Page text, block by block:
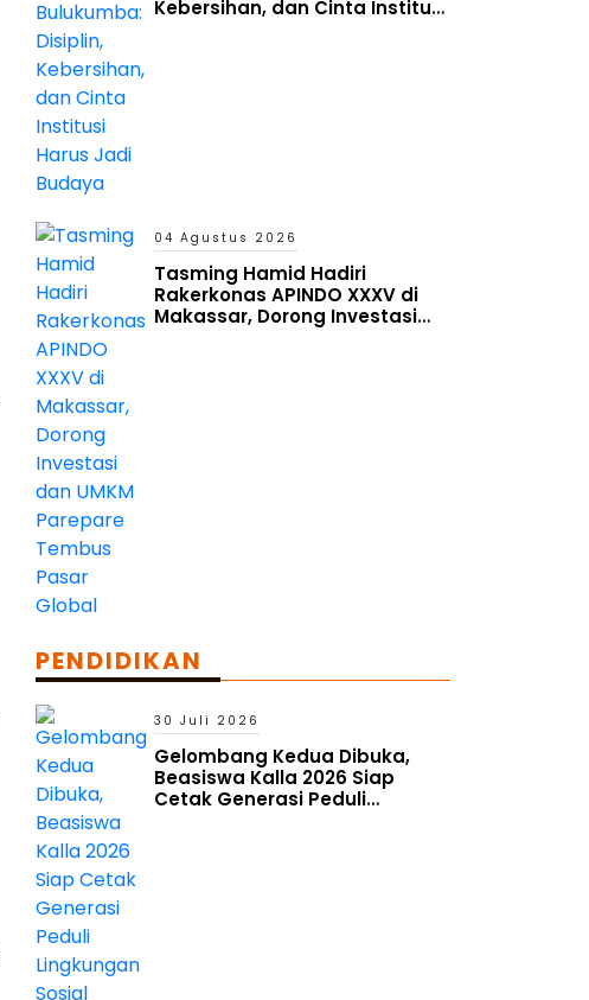
Kebersihan, dan Cinta Institusi
04 Agustus 2026
Tasming Hamid Hadiri
Rakerkonas APINDO XXXV di
Makassar, Dorong Investasi
PENDIDIKAN
30 Juli 2026
Gelombang Kedua Dibuka,
Beasiswa Kalla 2026 Siap
Cetak Generasi Peduli